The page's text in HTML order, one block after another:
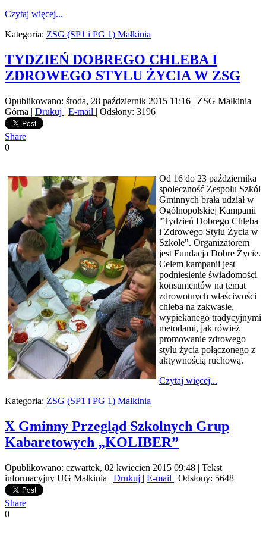
Czytaj więcej...
Kategoria: ZSG (SP1 i PG 1) Małkinia
TYDZIEŃ DOBREGO CHLEBA I
ZDROWEGO STYLU ŻYCIA W ZSG
Opublikowano: środa, 28 październik 2015 11:16 | ZSG Małkinia
Górna | Drukuj | E-mail | Odsłony: 3196
Share
0
Od 16 do 23 października
społeczność Zespołu Szkół
Gminnych brała udział w
Ogólnopolskiej Kampanii
"Tydzień Dobrego Chleba
i Zdrowego Stylu Życia w
Szkole". Organizatorem
jest Fundacja Dobre Życie.
Celem kampanii jest
podniesienie świadomości
konsumentów na temat
zdrowotnych właściwości
chleba na zakwasie,
wypiekanego tradycyjnymi
metodami, jak rówież
promowanie zdrowego
stylu życia połączonego z
aktywnością ruchową.
Czytaj więcej...
Kategoria: ZSG (SP1 i PG 1) Małkinia
X Gminny Przegląd Szkolnych Grup
Kabaretowych „KOLIBER”
Opublikowano: czwartek, 02 kwiecień 2015 09:48 | Tekst
informacyjny UG Małkinia | Drukuj | E-mail | Odsłony: 5648
Share
0